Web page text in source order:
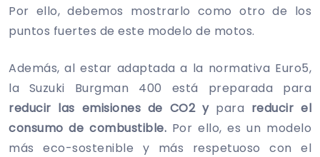
Por ello, debemos mostrarlo como otro de los
puntos fuertes de este modelo de motos.
Además, al estar adaptada a la normativa Euro5,
la Suzuki Burgman 400 está preparada para
reducir las emisiones de CO2 y para reducir el
consumo de combustible. Por ello, es un modelo
más eco-sostenible y más respetuoso con el